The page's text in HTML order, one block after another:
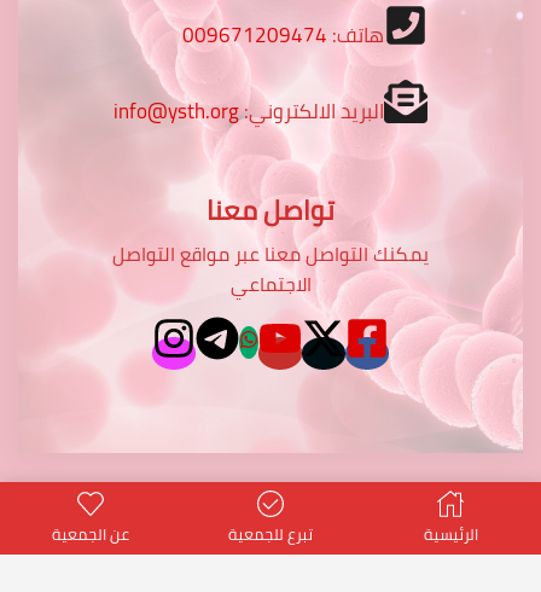
هاتف:009671209474
البريد الالكتروني:info@ysth.org
تواصل معنا
يمكنك التواصل معنا عبر مواقع التواصل
الاجتماعي
© Created by
potentialtop- Power PT Co.
الرئيسية تبرع للجمعية عن الجمعية